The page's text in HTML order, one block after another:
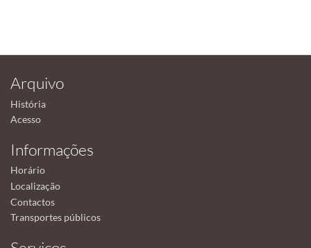
Arquivo
História
Acesso
Informações
Horário
Localização
Contactos
Transportes públicos